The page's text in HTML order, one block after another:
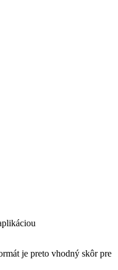
je preto vhodný skôr pre